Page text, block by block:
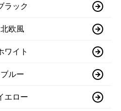
ラック
北欧風
ワイト
ブルー
エロー